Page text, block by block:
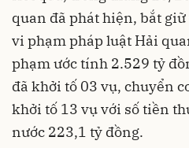
quan đã phát hiện, bắt
vi phạm pháp luật Hải
phạm ước tính 2.529 tỷ
đã khởi tố 03 vụ, chuyển
khởi tố 13 vụ với số tiền
nước 223,1 tỷ đồng.